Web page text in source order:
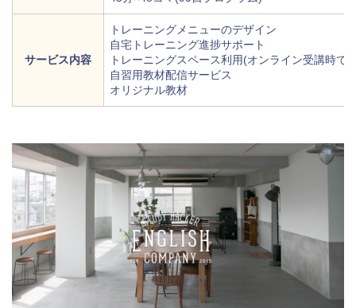
サービス内容
トレーニングメニューのデザイン
自宅トレーニング進捗サポート
トレーニングスペース利用(オンライン受講時で
自習用教材配信サービス
オリジナル教材